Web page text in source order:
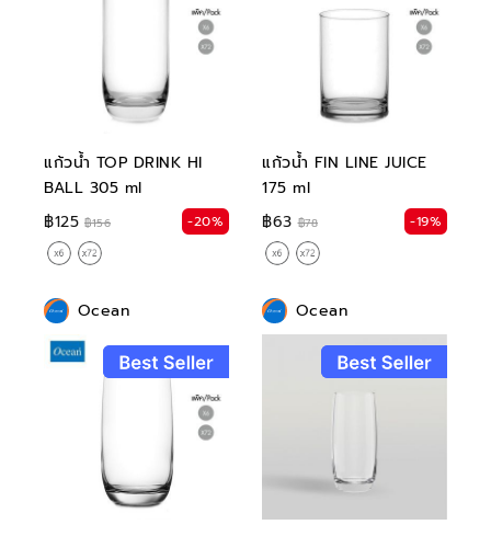
แก้วน้ำ TOP DRINK HI
BALL 305 ml
฿125 ฿156 -20%
แก้วน้ำ FIN LINE JUICE
175 ml
฿63 ฿78 -19%
Ocean Ocean